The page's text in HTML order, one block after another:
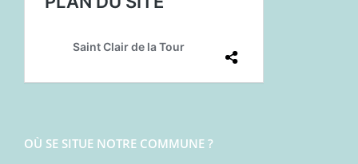
OÙ SE SITUE NOTRE COMMUNE ?